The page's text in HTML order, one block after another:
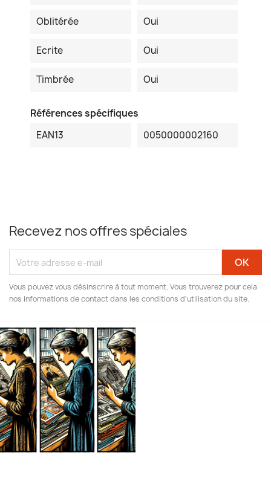
Oblitérée Oui
Ecrite Oui
Timbrée Oui
Références spécifiques
EAN13
0050000002160
Recevez nos offres spéciales
Vous pouvez vous désinscrire à tout moment. Vous trouverez pour cela
nos informations de contact dans les conditions d'utilisation du site.